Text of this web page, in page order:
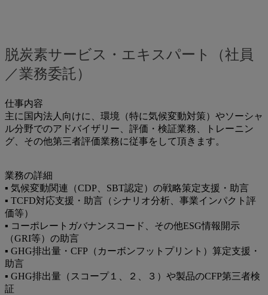
脱炭素サービス・エキスパート（社員
／業務委託）
仕事内容
主に国内法人向けに、環境（特に気候変動対策）やソーシャ
ル分野でのアドバイザリー、評価・検証業務、トレーニン
グ、その他第三者評価業務に従事をして頂きます。
業務の詳細
▪ 気候変動関連（CDP、SBT認定）の戦略策定支援・助言
▪ TCFD対応支援・助言（シナリオ分析、事業インパクト評
価等）
▪ コーポレートガバナンスコード、その他ESG情報開示
（GRI等）の助言
▪ GHG排出量・CFP（カーボンフットプリント）算定支援・
助言
▪ GHG排出量（スコープ１、２、３）や製品のCFP第三者検
証